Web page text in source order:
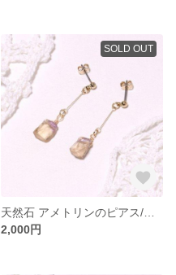
SOLD OUT
2,000円